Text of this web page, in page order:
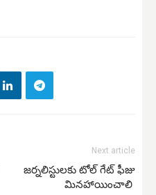
Next article
జర్నలిస్టులకు టోల్ గేట్ ఫీజు
మినహాయించాలి